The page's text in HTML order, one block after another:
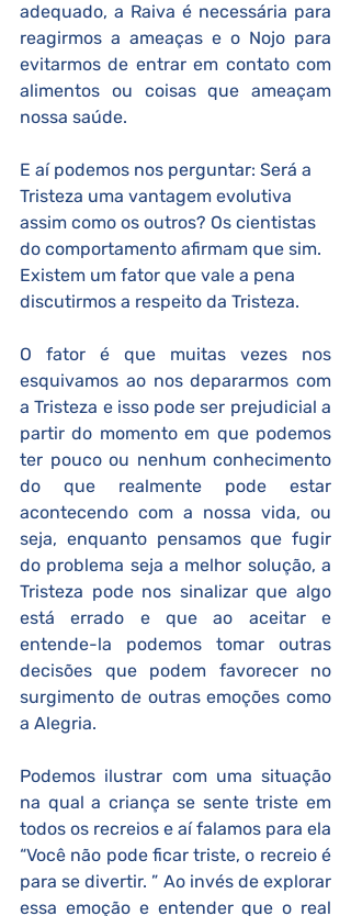
adequado, a Raiva é necessária para
reagirmos a ameaças e o Nojo para
evitarmos de entrar em contato com
alimentos ou coisas que ameaçam
nossa saúde.
E aí podemos nos perguntar: Será a
Tristeza uma vantagem evolutiva
assim como os outros? Os cientistas
do comportamento afirmam que sim.
Existem um fator que vale a pena
discutirmos a respeito da Tristeza.
O fator é que muitas vezes nos
esquivamos ao nos depararmos com
a Tristeza e isso pode ser prejudicial a
partir do momento em que podemos
ter pouco ou nenhum conhecimento
do que realmente pode estar
acontecendo com a nossa vida, ou
seja, enquanto pensamos que fugir
do problema seja a melhor solução, a
Tristeza pode nos sinalizar que algo
está errado e que ao aceitar e
entende-la podemos tomar outras
decisões que podem favorecer no
surgimento de outras emoções como
a Alegria.
Podemos ilustrar com uma situação
na qual a criança se sente triste em
todos os recreios e aí falamos para ela
“Você não pode ficar triste, o recreio é
para se divertir. ” Ao invés de explorar
essa emoção e entender que o real